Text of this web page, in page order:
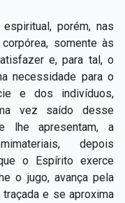
porém, nas
somente às
e, para tal, o
necessidade para o
e dos indivíduos,
vez saído desse
lhe apresentam, a
depois
o Espírito exerce
o jugo, avança pela
e se aproxima